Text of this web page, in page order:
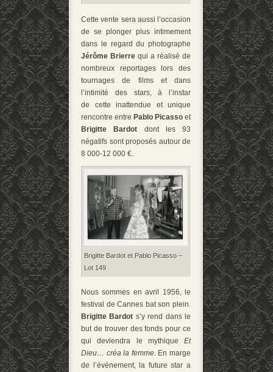
Cette vente sera aussi l’occasion
de se plonger plus intimement
dans le regard du photographe
Jérôme Brierre qui a réalisé de
nombreux reportages lors des
tournages de films et dans
l’intimité des stars, à l’instar
de cette inattendue et unique
rencontre entre Pablo Picasso et
Brigitte Bardot dont les 93
négatifs sont proposés autour de
8 000-12 000 €.
Brigitte Bardot et Pablo Picasso –
Lot 149
Nous sommes en avril 1956, le
festival de Cannes bat son plein.
Brigitte Bardot s’y rend dans le
but de trouver des fonds pour ce
qui deviendra le mythique Et
Dieu… créa la femme. En marge
de l’événement, la future star a